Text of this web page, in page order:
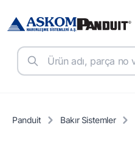
Panduit Bakır Sistemler